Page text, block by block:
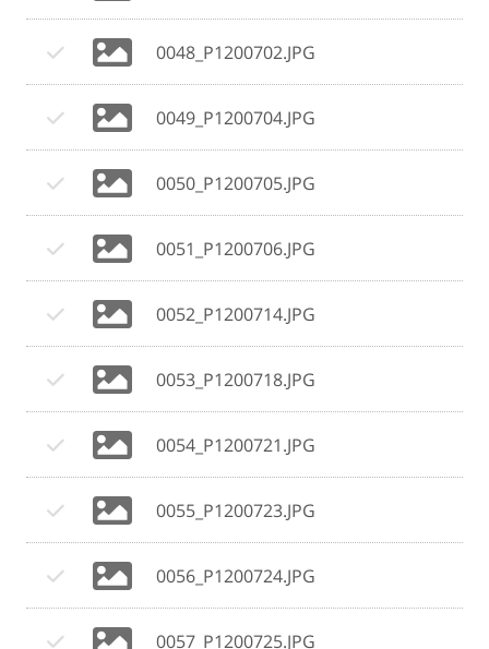
0048_P1200702.JPG
0049_P1200704.JPG
0050_P1200705.JPG
0051_P1200706.JPG
0052_P1200714.JPG
0053_P1200718.JPG
0054_P1200721.JPG
0055_P1200723.JPG
0056_P1200724.JPG
0057_P1200725.JPG